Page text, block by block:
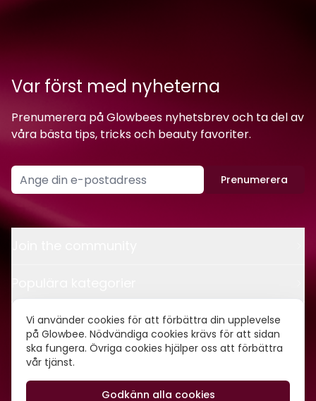
Vi använder cookies för att förbättra din upplevelse
på Glowbee. Nödvändiga cookies krävs för att sidan
ska fungera. Övriga cookies hjälper oss att förbättra
vår tjänst.
Godkänn alla cookies
Var först med nyheterna
Prenumerera på Glowbees nyhetsbrev och ta del av
våra bästa tips, tricks och beauty favoriter.
Prenumerera
Kontakt
Om oss